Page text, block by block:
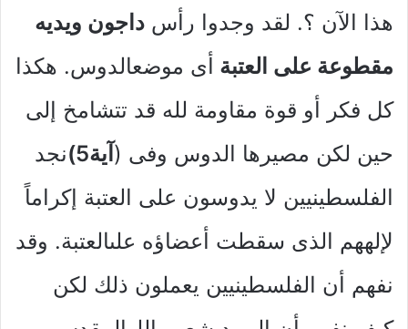
هذا الآن ؟. لقد وجدوا رأس داجون ويديه
مقطوعة على العتبة أى موضعالدوس. هكذا
كل فكر أو قوة مقاومة لله قد تتشامخ إلى
حين لكن مصيرها الدوس وفى ( آية5)
نجد
الفلسطينيين لا يدوسون على العتبة إكراماً
لإلههم الذى سقطت أعضاؤه علىالعتبة. وقد
نفهم أن الفلسطينيين يعملون ذلك لكن